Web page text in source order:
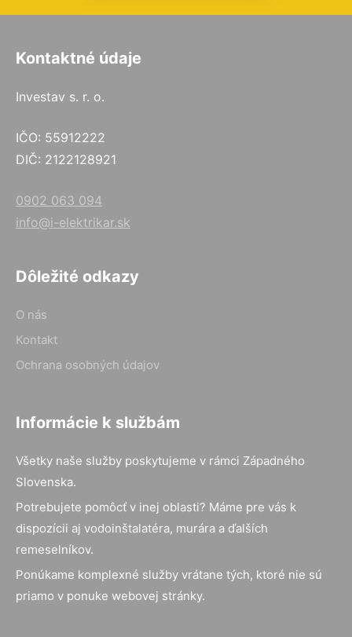
Kontaktné údaje
Investav s. r. o.
IČO: 55912222
DIČ: 2122128921
0902 063 094
info@i-elektrikar.sk
Dôležité odkazy
O nás
Kontakt
Ochrana osobných údajov
Informácie k službám
Všetky naše služby poskytujeme v rámci Západného
Slovenska.
Potrebujete pomôcť v inej oblasti? Máme pre vás k
dispozícii aj vodoinštalatéra, murára a ďalších
remeselníkov.
Ponúkame komplexné služby vrátane tých, ktoré nie sú
priamo v ponuke webovej stránky.